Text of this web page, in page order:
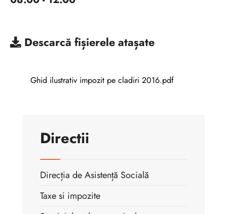
Descarcă fișierele atașate
Ghid ilustrativ impozit pe cladiri 2016.pdf
Directii
Direcția de Asistență Socială
Taxe si impozite